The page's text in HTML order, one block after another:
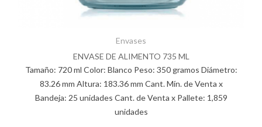
Envases
ENVASE DE ALIMENTO 735 ML
Tamaño: 720 ml Color: Blanco Peso: 350 gramos Diámetro:
83.26 mm Altura: 183.36 mm Cant. Mín. de Venta x
Bandeja: 25 unidades Cant. de Venta x Pallete: 1,859
unidades